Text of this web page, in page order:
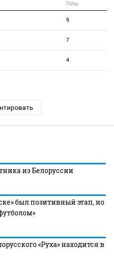
Голы
9
7
4
из Белоруссии
был позитивный этап, но
«Руха» находится в